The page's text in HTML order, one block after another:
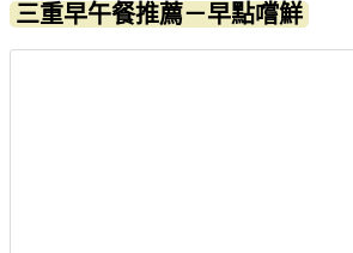
三重早午餐推薦－早點嚐鮮